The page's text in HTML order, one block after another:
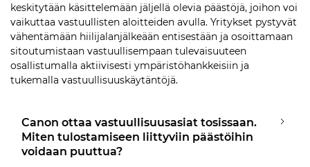
keskitytään käsittelemään jäljellä olevia päästöjä, joihon voi
vaikuttaa vastuullisten aloitteiden avulla. Yritykset pystyvät
vähentämään hiilijalanjälkeään entisestään ja osoittamaan
sitoutumistaan vastuullisempaan tulevaisuuteen
osallistumalla aktiivisesti ympäristöhankkeisiin ja
tukemalla vastuullisuuskäytäntöjä.
Canon ottaa vastuullisuusasiat tosissaan.
Miten tulostamiseen liittyviin päästöihin
voidaan puuttua?